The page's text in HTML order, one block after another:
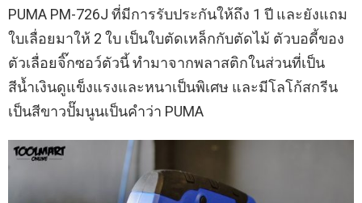
PUMA PM-726J ที่มีการรับประกันให้ถึง 1 ปี และยังแถม
ใบเลื่อยมาให้ 2 ใบ เป็นใบตัดเหล็กกับตัดไม้ ตัวบอดี้ของ
ตัวเลื่อยจิ๊กซอว์ตัวนี้ ทำมาจากพลาสติกในส่วนที่เป็น
สีน้ำเงินดูแข็งแรงและหนาเป็นพิเศษ และมีโลโก้สกรีน
เป็นสีขาวปั๊มนูนเป็นคำว่า PUMA